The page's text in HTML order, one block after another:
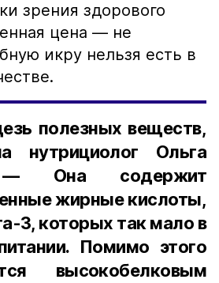
зрения здорового
цена — не
икру нельзя есть в
полезных веществ,
нутрициолог Ольга
— Она содержит
жирные кислоты,
3, которых так мало в
Помимо этого
высокобелковым